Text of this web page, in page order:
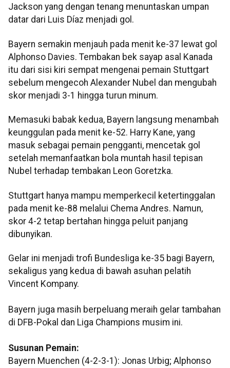
Jackson yang dengan tenang menuntaskan umpan
datar dari Luis Díaz menjadi gol.
Bayern semakin menjauh pada menit ke-37 lewat gol
Alphonso Davies. Tembakan bek sayap asal Kanada
itu dari sisi kiri sempat mengenai pemain Stuttgart
sebelum mengecoh Alexander Nubel dan mengubah
skor menjadi 3-1 hingga turun minum.
Memasuki babak kedua, Bayern langsung menambah
keunggulan pada menit ke-52. Harry Kane, yang
masuk sebagai pemain pengganti, mencetak gol
setelah memanfaatkan bola muntah hasil tepisan
Nubel terhadap tembakan Leon Goretzka.
Stuttgart hanya mampu memperkecil ketertinggalan
pada menit ke-88 melalui Chema Andres. Namun,
skor 4-2 tetap bertahan hingga peluit panjang
dibunyikan.
Gelar ini menjadi trofi Bundesliga ke-35 bagi Bayern,
sekaligus yang kedua di bawah asuhan pelatih
Vincent Kompany.
Bayern juga masih berpeluang meraih gelar tambahan
di DFB-Pokal dan Liga Champions musim ini.
Susunan Pemain:
Bayern Muenchen (4-2-3-1): Jonas Urbig; Alphonso